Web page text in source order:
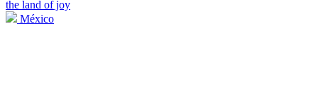
the land of joy
México